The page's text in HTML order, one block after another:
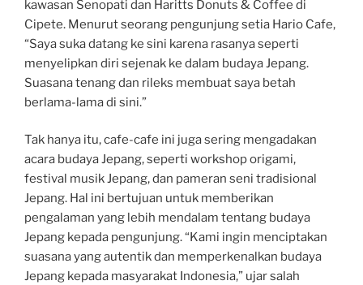
kawasan Senopati dan Haritts Donuts & Coffee di
Cipete. Menurut seorang pengunjung setia Hario Cafe,
“Saya suka datang ke sini karena rasanya seperti
menyelipkan diri sejenak ke dalam budaya Jepang.
Suasana tenang dan rileks membuat saya betah
berlama-lama di sini.”
Tak hanya itu, cafe-cafe ini juga sering mengadakan
acara budaya Jepang, seperti workshop origami,
festival musik Jepang, dan pameran seni tradisional
Jepang. Hal ini bertujuan untuk memberikan
pengalaman yang lebih mendalam tentang budaya
Jepang kepada pengunjung. “Kami ingin menciptakan
suasana yang autentik dan memperkenalkan budaya
Jepang kepada masyarakat Indonesia,” ujar salah